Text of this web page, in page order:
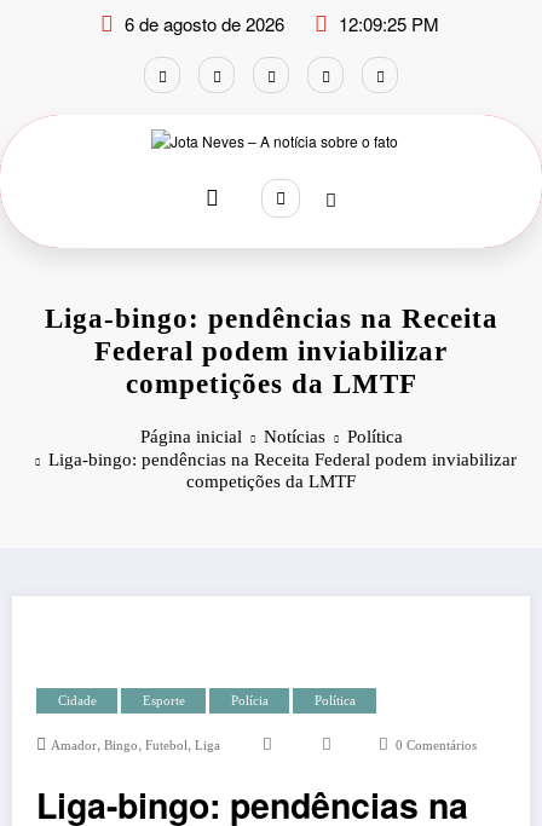
6 de agosto de 2026 12:09:26 PM
Liga-bingo: pendências na Receita
Federal podem inviabilizar
competições da LMTF
Página inicial Notícias
Política
Liga-bingo: pendências na Receita Federal podem inviabilizar
competições da LMTF
Cidade Esporte Polícia Política
Amador, Bingo, Futebol, Liga 0 Comentários
Liga-bingo: pendências na